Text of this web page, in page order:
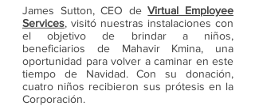
James Sutton, CEO deVirtual Employee
Services, visitó nuestras instalaciones con
el objetivo de brindar a niños,
beneficiarios de Mahavir Kmina, una
oportunidad para volver a caminar en este
tiempo de Navidad. Con su donación,
cuatro niños recibieron sus prótesis en la
Corporación.